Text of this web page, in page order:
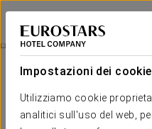
Impostazioni dei cookie
Utilizziamo cookie
analitici sull'uso del web,
Exe Las Margas Golf
HUESCA - LATAS
Outdoor Activities